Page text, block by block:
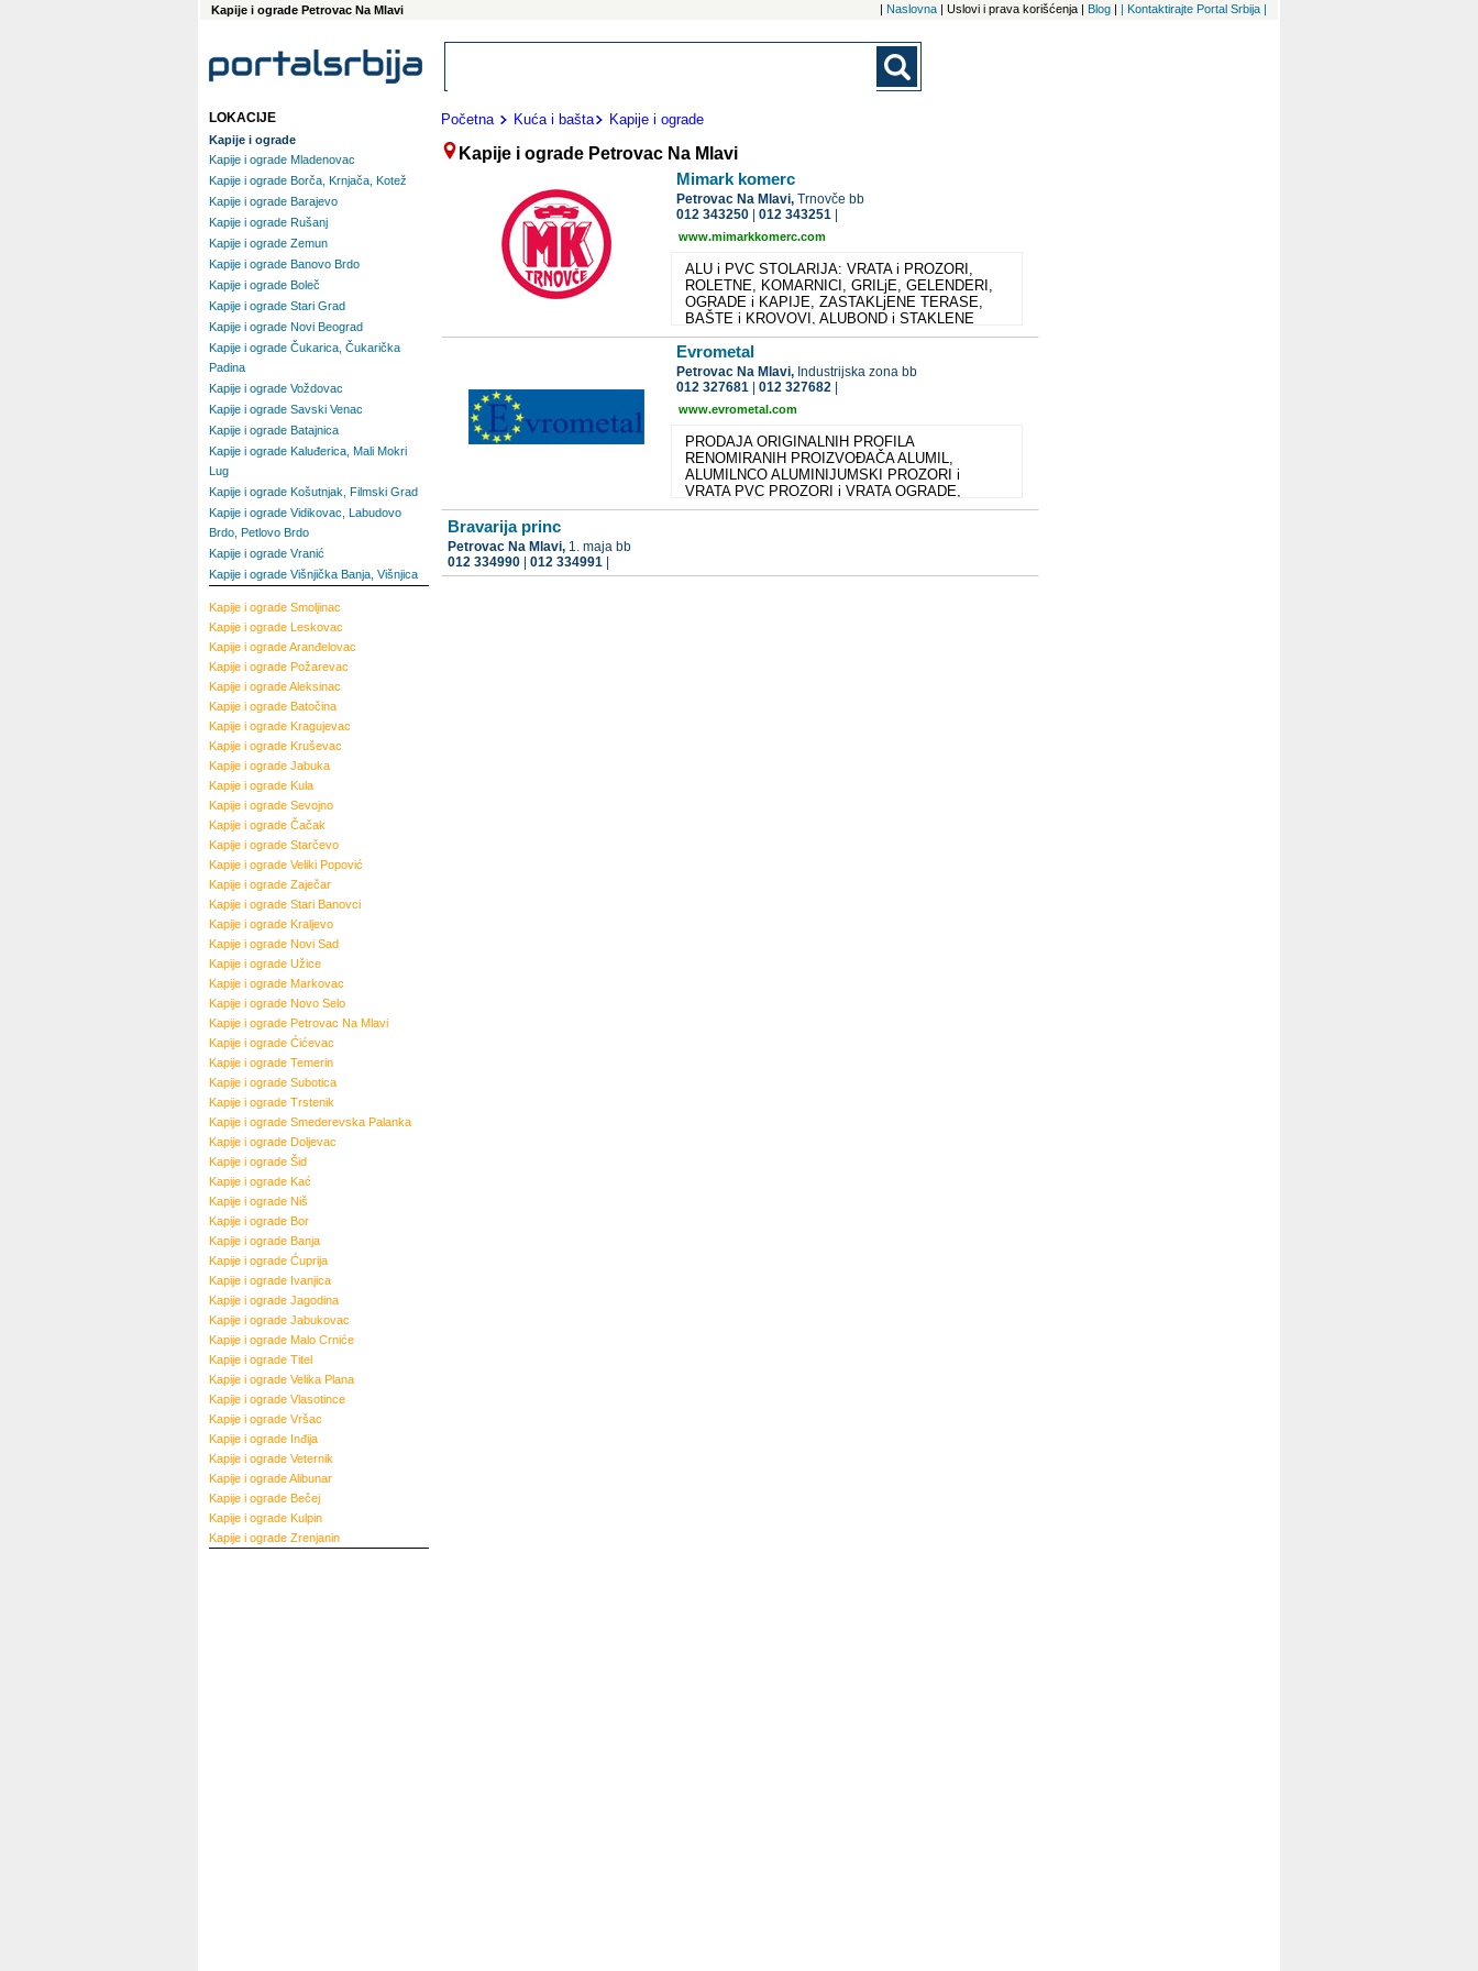
Kapije i ograde Petrovac Na Mlavi | Naslovna | Uslovi i prava korišćenja | Blog | | Kontaktirajte Portal Srbija |
Početna Kuća i bašta Kapije i ograde
Kapije i ograde Petrovac Na Mlavi
Mimark komerc
Petrovac Na Mlavi,Trnovče bb
012 343250 |012 343251
www.mimarkkomerc.com
ALU i PVC STOLARIJA: VRATA i PROZORI,
ROLETNE, KOMARNICI, GRILjE, GELENDERI,
OGRADE i KAPIJE, ZASTAKLjENE TERASE,
BAŠTE i KROVOVI, ALUBOND i STAKLENE
FASADE... PRODAJA SKUTERA TEHNIČKI
PREGLED, OSIGURANjE i REGISTRACIJA
VOZILA PRENOĆIŠTE
Evrometal
Petrovac Na Mlavi, Industrijska zona bb
012 327681 |012 327682
www.evrometal.com
PRODAJA ORIGINALNIH PROFILA
RENOMIRANIH PROIZVOĐAČA ALUMIL,
ALUMILNCO ALUMINIJUMSKI PROZORI i
VRATA PVC PROZORI i VRATA OGRADE,
OKOVI, PRATEĆI MATERIJAL TERMOPAN
Bravarija princ
Petrovac Na Mlavi, 1. maja bb
012 334990 |012 334991
LOKACIJE
Kapije i ograde
Kapije i ograde Mladenovac
Kapije i ograde Borča, Krnjača, Kotež
Kapije i ograde Barajevo
Kapije i ograde Rušanj
Kapije i ograde Zemun
Kapije i ograde Banovo Brdo
Kapije i ograde Boleč
Kapije i ograde Stari Grad
Kapije i ograde Novi Beograd
Kapije i ograde Čukarica, Čukarička
Padina
Kapije i ograde Voždovac
Kapije i ograde Savski Venac
Kapije i ograde Batajnica
Kapije i ograde Kaluđerica, Mali Mokri
Lug
Kapije i ograde Košutnjak, Filmski Grad
Kapije i ograde Vidikovac, Labudovo
Brdo, Petlovo Brdo
Kapije i ograde Vranić
Kapije i ograde Višnjička Banja, Višnjica
Kapije i ograde Smoljinac
Kapije i ograde Leskovac
Kapije i ogradeAranđelovac
Kapije i ograde Požarevac
Kapije i ogradeAleksinac
Kapije i ograde Batočina
Kapije i ograde Kragujevac
Kapije i ograde Kruševac
Kapije i ograde Jabuka
Kapije i ograde Kula
Kapije i ograde Sevojno
Kapije i ograde Čačak
Kapije i ograde Starčevo
Kapije i ograde Veliki Popović
Kapije i ograde Zaječar
Kapije i ograde Stari Banovci
Kapije i ograde Kraljevo
Kapije i ograde Novi Sad
Kapije i ograde Užice
Kapije i ograde Markovac
Kapije i ograde Novo Selo
Kapije i ograde Petrovac Na Mlavi
Kapije i ograde Ćićevac
Kapije i ograde Temerin
Kapije i ograde Subotica
Kapije i ograde Trstenik
Kapije i ograde Smederevska Palanka
Kapije i ograde Doljevac
Kapije i ograde Šid
Kapije i ograde Kać
Kapije i ograde Niš
Kapije i ograde Bor
Kapije i ograde Banja
Kapije i ograde Ćuprija
Kapije i ograde Ivanjica
Kapije i ograde Jagodina
Kapije i ograde Jabukovac
Kapije i ograde Malo Crniće
Kapije i ograde Titel
Kapije i ograde Velika Plana
Kapije i ograde Vlasotince
Kapije i ograde Vršac
Kapije i ograde Inđija
Kapije i ograde Veternik
Kapije i ogradeAlibunar
Kapije i ograde Bečej
Kapije i ograde Kulpin
Kapije i ograde Zrenjanin